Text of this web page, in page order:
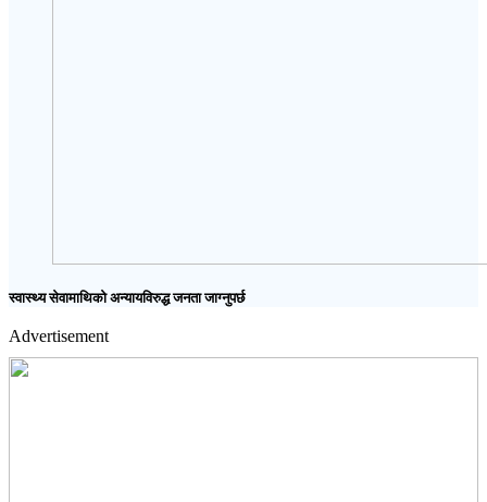
स्वास्थ्य सेवामाथिको अन्यायविरुद्ध जनता जाग्‍नुपर्छ
Advertisement